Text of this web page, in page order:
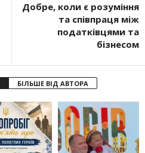
Добре, коли є розуміння
та співпраця між
податківцями та
бізнесом
БІЛЬШЕ ВІД АВТОРА